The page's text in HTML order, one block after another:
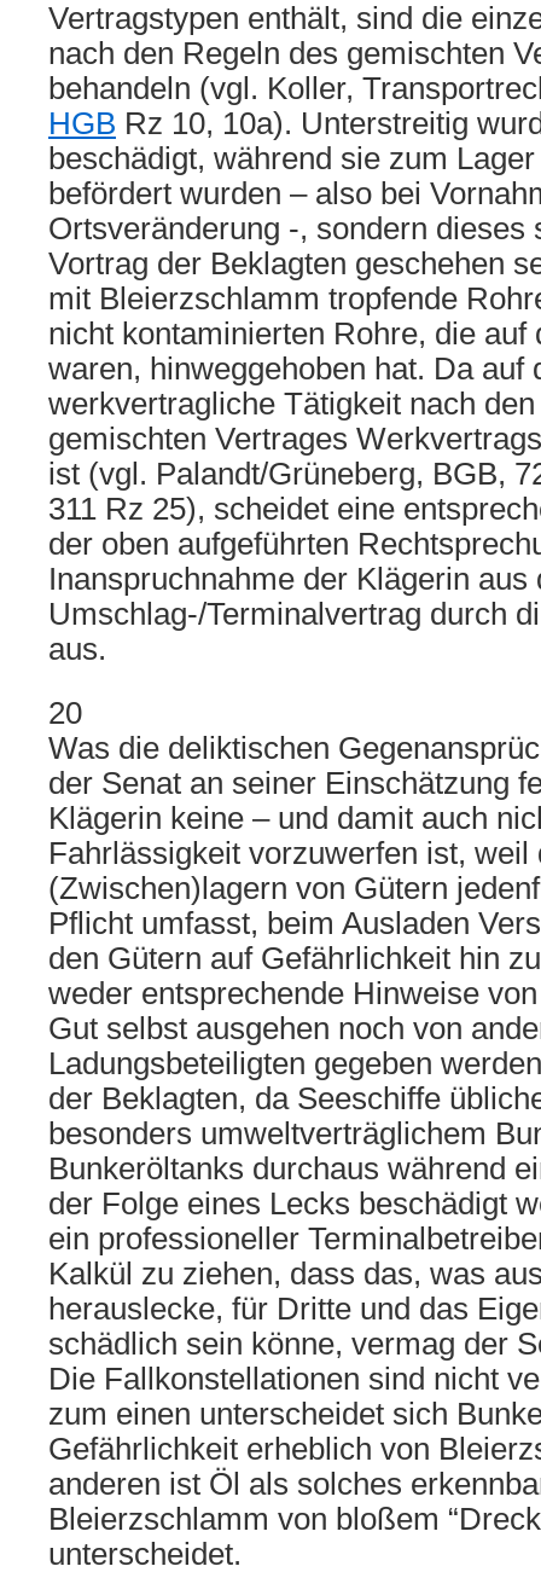
Vertragstypen enthält, sind die
nach den Regeln des gemischten
behandeln (vgl. Koller,
HGB Rz 10, 10a). Unterstreitig
beschädigt, während sie zum
befördert wurden – also bei
Ortsveränderung -, sondern dieses
Vortrag der Beklagten geschehen
mit Bleierzschlamm tropfende
nicht kontaminierten Rohre, die auf
waren, hinweggehoben hat. Da auf
werkvertragliche Tätigkeit nach
gemischten Vertrages
ist (vgl. Palandt/Grüneberg, BGB,
311 Rz 25), scheidet eine
der oben aufgeführten
Inanspruchnahme der Klägerin aus
Umschlag-/Terminalvertrag durch
aus.
20
Was die deliktischen
der Senat an seiner Einschätzung
Klägerin keine – und damit auch
Fahrlässigkeit vorzuwerfen ist, weil
(Zwischen)lagern von Gütern
Pflicht umfasst, beim Ausladen
den Gütern auf Gefährlichkeit hin
weder entsprechende Hinweise
Gut selbst ausgehen noch von
Ladungsbeteiligten gegeben
der Beklagten, da Seeschiffe
besonders umweltverträglichem
Bunkeröltanks durchaus während
der Folge eines Lecks beschädigt
ein professioneller
Kalkül zu ziehen, dass das, was
herauslecke, für Dritte und das
schädlich sein könne, vermag der
Die Fallkonstellationen sind nicht
zum einen unterscheidet sich
Gefährlichkeit erheblich von
anderen ist Öl als solches
Bleierzschlamm von bloßem
unterscheidet.